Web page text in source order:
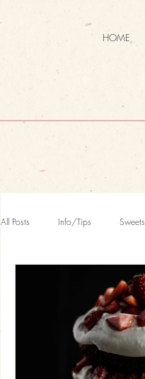
HOME
All Posts Info/Tips Sweets